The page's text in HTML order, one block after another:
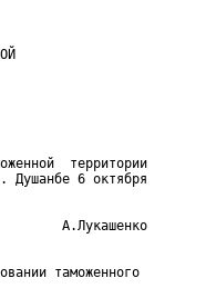
территории
Душанбе 6 октября
А.Лукашенко
таможенного